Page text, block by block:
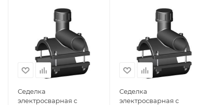
Седелка
электросварная с
Седелка
электросварная с